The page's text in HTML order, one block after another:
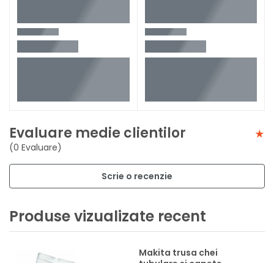
Evaluare medie clientilor
(0 Evaluare)
Scrie o recenzie
Produse vizualizate recent
Makita trusa chei